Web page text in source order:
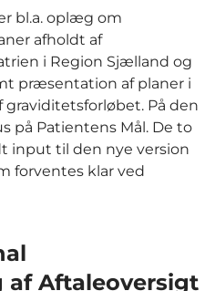
bl.a. oplæg om
afholdt af
i Region Sjælland og
præsentation af planer i
På den
på Patientens Mål. De to
input til den nye version
forventes klar ved
Aftaleoversigt